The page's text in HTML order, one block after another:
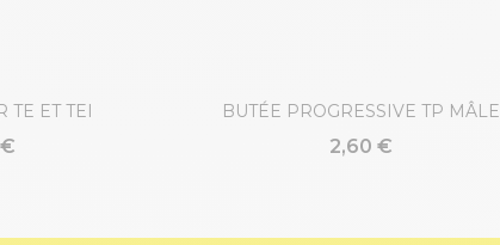
TE ET TEI BUTÉE PROGRESSIVE TP MÂLE
2,60 €